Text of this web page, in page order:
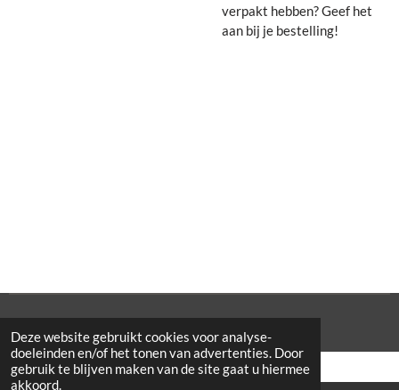
Deze website gebruikt cookies voor analyse-
doeleinden en/of het tonen van advertenties. Door
gebruik te blijven maken van de site gaat u hiermee
akkoord.
verpakt hebben? Geef het
aan bij je bestelling!
© 2021 Cowporation Farmshop